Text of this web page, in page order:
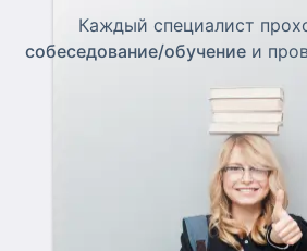
Каждый специалист
собеседование/обучение и